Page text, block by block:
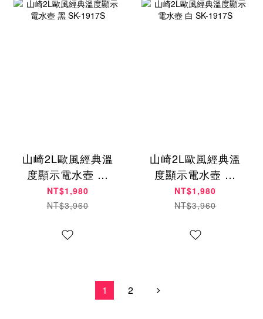
山崎2L歐風經典溫
度顯示電水壺 黑
SK-1917S
NT$1,980
NT$3,960
山崎2L歐風經典溫
度顯示電水壺 白
SK-1917S
NT$1,980
NT$3,960
1 2